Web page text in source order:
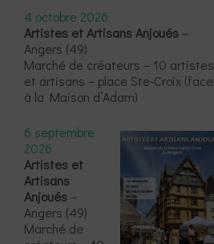
4 octobre 2026
Artistes et Artisans Anjoués –
Angers (49)
Marché de créateurs – 10 artistes
et artisans – place Ste-Croix (face
à la Maison d’Adam)
6 septembre
2026
Artistes et
Artisans
Anjoués –
Angers (49)
Marché de